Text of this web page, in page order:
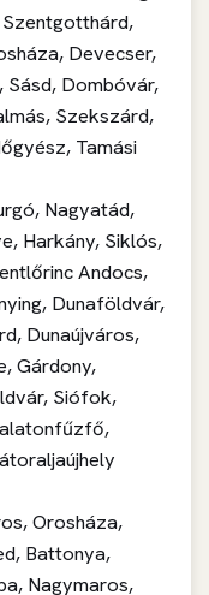
Devecser,
Sásd, Dombóvár,
Szekszárd,
Tamási
Nagyatád,
Harkány, Siklós,
Andocs,
Dunaföldvár,
Dunaújváros,
Gárdony,
Siófok,
Orosháza,
Battonya,
Nagymaros,